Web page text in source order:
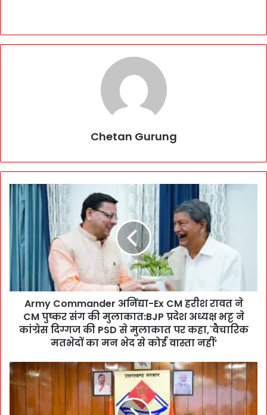
Chetan Gurung
A
m
o
a
निं
द्या
Army Commander अनिंद्या-Ex CM हरीश रावत ने
CM पुष्कर संग की मुलाकात:BJP प्रदेश अध्यक्ष भट्ट ने
कांग्रेस दिग्गज की PSD से मुलाकात पर कहा,`वैचारिक
मतभेदों का मन भेद से कोई वास्ता नहीं’
B
i